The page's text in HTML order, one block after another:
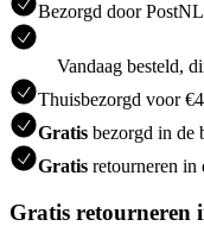
Bezorgd door PostNL
Vandaag besteld,
Thuisbezorgd voor
Gratis bezorgd in de
Gratis retourneren in
Gratis retourneren